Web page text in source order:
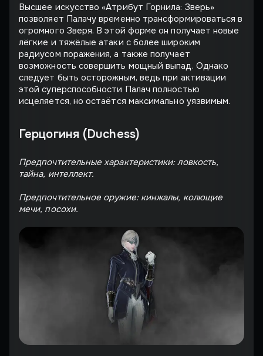
Высшее искусство «Атрибут Горнила: Зверь»
позволяет Палачу временно трансформироваться в
огромного Зверя. В этой форме он получает новые
лёгкие и тяжёлые атаки с более широким
радиусом поражения, а также получает
возможность совершить мощный выпад. Однако
следует быть осторожным, ведь при активации
этой суперспособности Палач полностью
исцеляется, но остаётся максимально уязвимым.
Герцогиня (Duchess)
Предпочтительные характеристики: ловкость,
тайна, интеллект.
Предпочтительное оружие: кинжалы, колющие
мечи, посохи.